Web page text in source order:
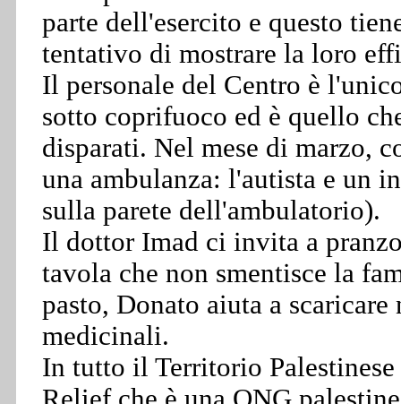
parte dell'esercito e questo
tentativo di mostrare la loro
Il personale del Centro è
sotto coprifuoco ed è quello
disparati. Nel mese di marzo,
una ambulanza: l'autista e un
sulla parete dell'ambulatorio).
Il dottor Imad ci invita a
tavola che non smentisce la
pasto, Donato aiuta a
medicinali.
In tutto il Territorio